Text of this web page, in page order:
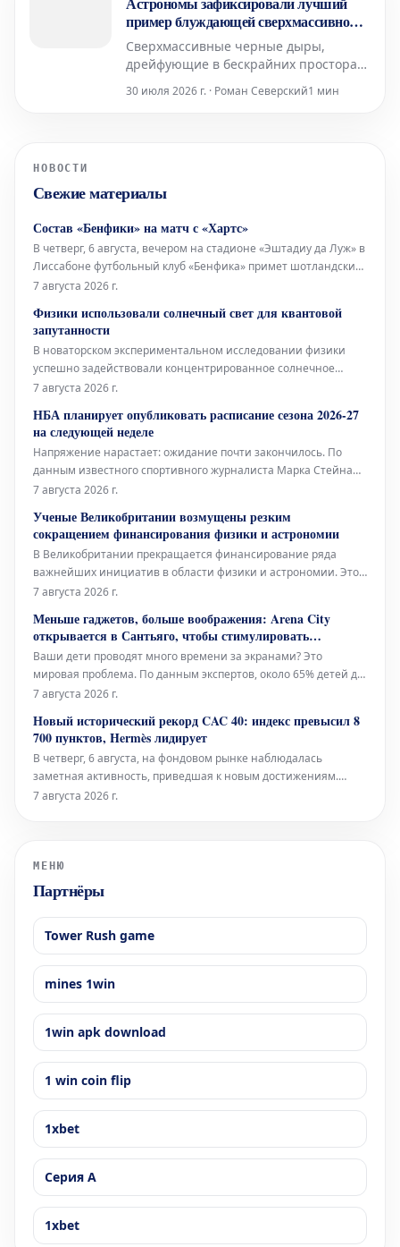
металлический сплав, который
никогда ранее не встречался.
пример блуждающей сверхмассивной
черной дыры
Сверхмассивные черные дыры,
дрейфующие в бескрайних просторах
космоса, обычно невидимы. Их
присутствие становится заметным
30 июля 2026 г. · Роман Северский1 мин
НОВОСТИ
Свежие материалы
Состав «Бенфики» на матч с «Хартс»
В четверг, 6 августа, вечером на стадионе «Эштадиу да Луж» в
Лиссабоне футбольный клуб «Бенфика» примет шотландский
«Хартс» в рамках первого матча третьего квалификационного
Самуэл Соареш Защитники: Александер Ба
7 августа 2026 г.
Физики использовали солнечный свет для квантовой
запутанности
В новаторском экспериментальном исследовании физики
успешно задействовали концентрированное солнечное
излучение для генерации квантово-запутанных фотонов. Это
устойчивых квантовых технологий, работающих на основе
возобновляемых источников эн
7 августа 2026 г.
НБА планирует опубликовать расписание сезона 2026-27
на следующей неделе
Напряжение нарастает: ожидание почти закончилось. По
данным известного спортивного журналиста Марка Стейна
из The Stein Line, Национальная баскетбольная ассоциация
регулярного сезона 2026-27 где-то на следующей неделе. Это
не является неожид
7 августа 2026 г.
Ученые Великобритании возмущены резким
сокращением финансирования физики и астрономии
В Великобритании прекращается финансирование ряда
важнейших инициатив в области физики и астрономии. Это
затронет поддержку будущего эксперимента в ЦЕРН, а также
– всемирно признанного инструмента.
7 августа 2026 г.
Меньше гаджетов, больше воображения: Arena City
открывается в Сантьяго, чтобы стимулировать
свободную игру вдали от экранов
Ваши дети проводят много времени за экранами? Это
мировая проблема. По данным экспертов, около 65% детей до
12 лет ежедневно проводят перед экранами более трех часов,
часа. В поисках способов отвлечь, особенно детей, от
цифрового мира,
7 августа 2026 г.
Новый исторический рекорд CAC 40: индекс превысил 8
700 пунктов, Hermès лидирует
В четверг, 6 августа, на фондовом рынке наблюдалась
заметная активность, приведшая к новым достижениям.
Французский биржевой индекс CAC 40 достиг
7 августа 2026 г.
МЕНЮ
Партнёры
Tower Rush game
mines 1win
1win apk download
1 win coin flip
1xbet
Серия А
1xbet